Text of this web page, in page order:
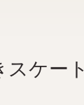
スケー